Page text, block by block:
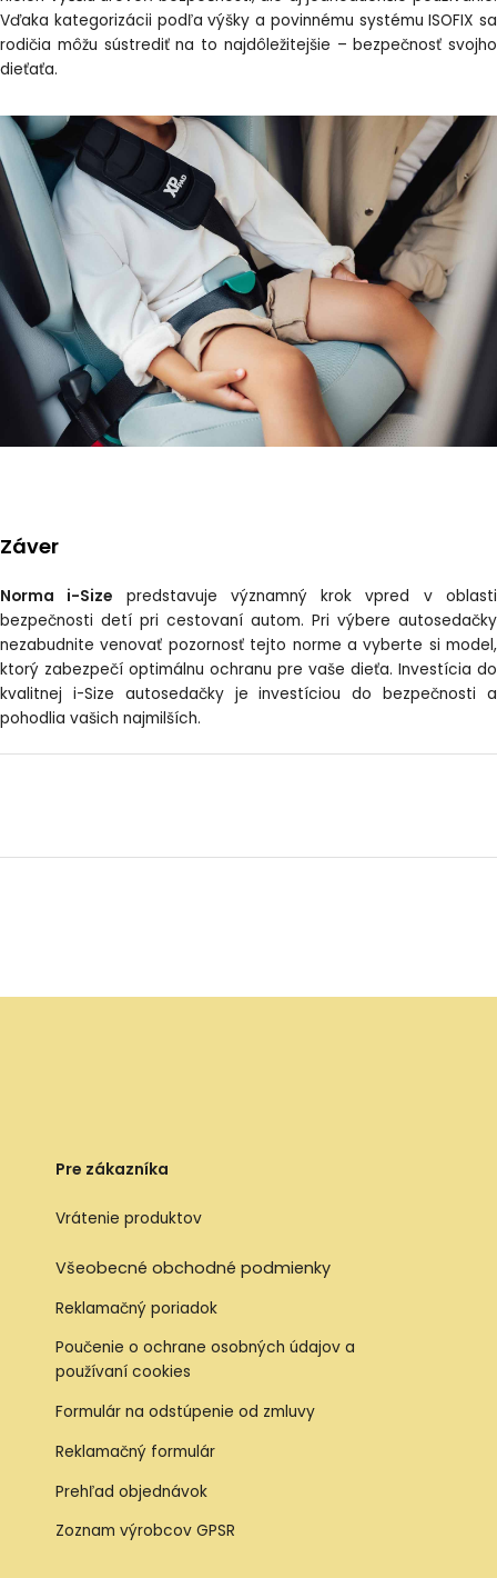
Vďaka kategorizácii podľa výšky a povinnému systému ISOFIX sa
rodičia môžu sústrediť na to najdôležitejšie – bezpečnosť svojho
dieťaťa.
Záver
Norma i-Size predstavuje významný krok vpred v oblasti
bezpečnosti detí pri cestovaní autom. Pri výbere autosedačky
nezabudnite venovať pozornosť tejto norme a vyberte si model,
ktorý zabezpečí optimálnu ochranu pre vaše dieťa. Investícia do
kvalitnej i-Size autosedačky je investíciou do bezpečnosti a
pohodlia vašich najmilších.
Pre zákazníka
Vrátenie produktov
Všeobecné obchodné podmienky
Reklamačný poriadok
Poučenie o ochrane osobných údajov a
používaní cookies
Formulár na odstúpenie od zmluvy
Reklamačný formulár
Prehľad objednávok
Zoznam výrobcov GPSR